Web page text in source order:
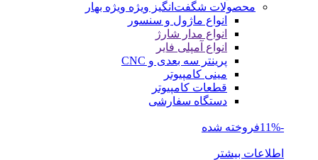
محصولات شگفت‌انگیز ویژه ویژه بهار
انواع ماژول و سنسور
انواع مدار شارژ
انواع آمپلی فایر
پرینتر سه بعدی و CNC
مینی کامپیوتر
قطعات کامپیوتر
دستگاه سفارشی
-11% فروخته شده
اطلاعات بیشتر